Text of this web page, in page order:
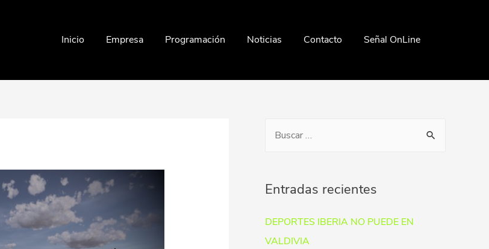
Inicio Empresa Programación Noticias Contacto Señal OnLine
Entradas recientes
DEPORTES IBERIA NO PUEDE EN
VALDIVIA